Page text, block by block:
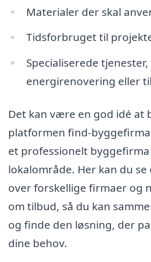
Materialer der skal
Tidsforbruget til
Specialiserede tjenester,
energirenovering eller
Det kan være en god idé at
platformen find-
et professionelt
lokalområde. Her kan du
over forskellige firmaer og
om tilbud, så du kan
og finde den løsning, der
dine behov.